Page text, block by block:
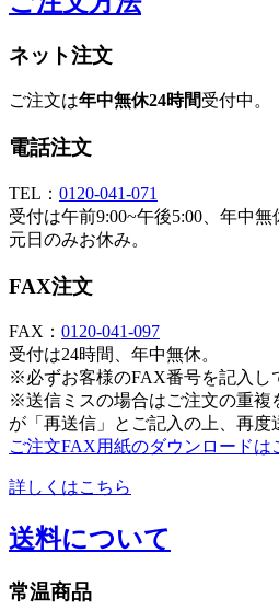
ネット注文
ご注文は年中無休24時間受付中。
電話注文
TEL： 0120-041-071
受付は午前9:00~午後5:00、年中無
元日のみお休み。
FAX注文
FAX： 0120-041-097
受付は24時間、年中無休。
※必ずお客様のFAX番号を記入し
※送信ミスの場合はご注文の重複
が「再送信」とご記入の上、再度
ご注文FAX用紙のダウンロードは
詳しくはこちら
送料について
常温商品